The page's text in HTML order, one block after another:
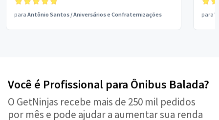
para Antônio Santos /Aniversários e Confraternizações para
Você é Profissional para Ônibus Balada?
O GetNinjas recebe mais de 250 mil pedidos
por mês e pode ajudar a aumentar sua renda